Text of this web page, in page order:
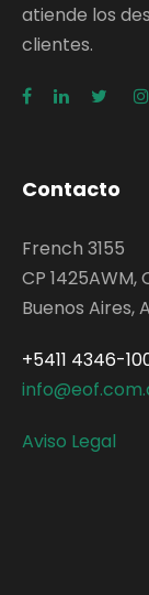
atiende los
clientes.
Contacto
French 3155
CP 1425AWM,
Buenos Aires,
+5411 4346-
Aviso Legal